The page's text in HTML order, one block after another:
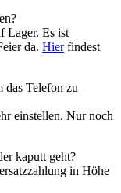
Lager. Es ist
da. Hierfindest
das Telefon zu
einstellen. Nur noch
kaputt geht?
in Höhe